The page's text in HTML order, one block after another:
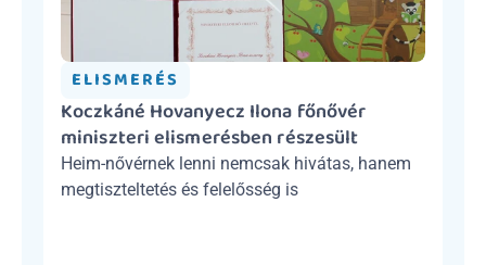
ELISMERÉS
Koczkáné Hovanyecz Ilona főnővér
miniszteri elismerésben részesült
Heim-nővérnek lenni nemcsak hivátas, hanem
megtiszteltetés és felelősség is